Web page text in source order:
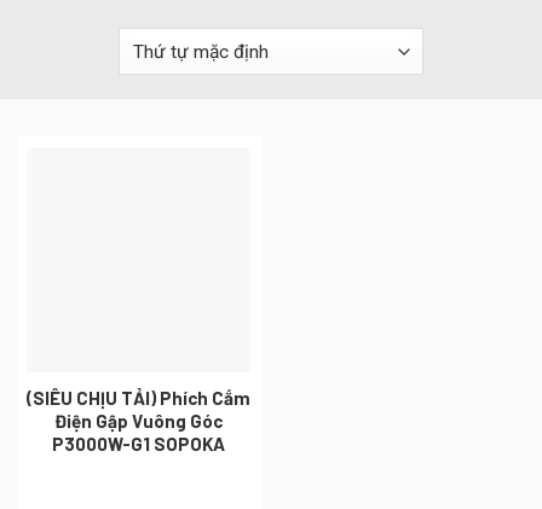
(SIÊU CHỊU TẢI) Phích Cắm
Điện Gập Vuông Góc
P3000W-G1 SOPOKA